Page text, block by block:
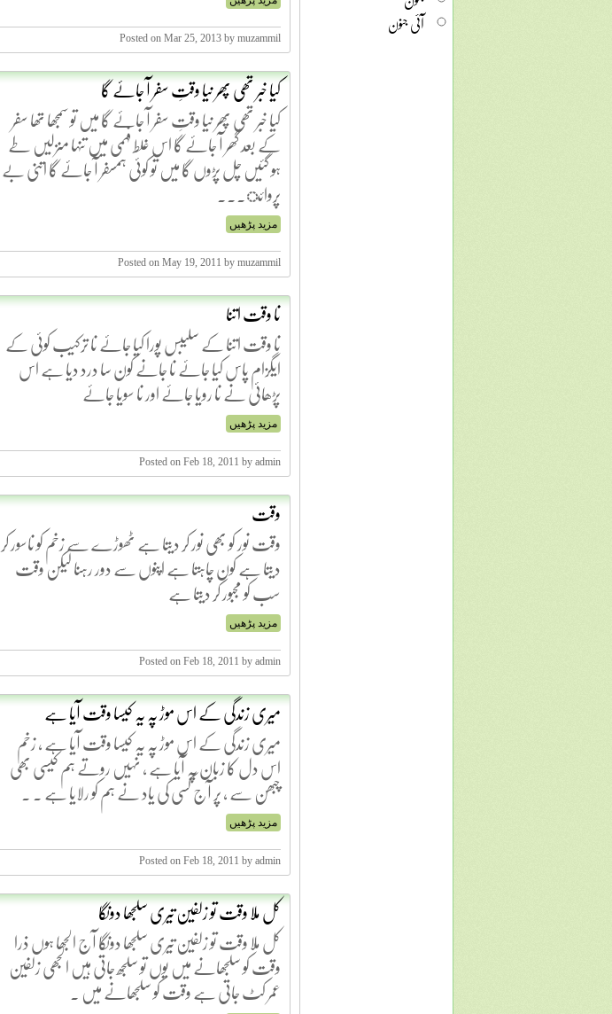
Posted on Mar 25, 2013 by muzammil
کیا خبر تھی پھر نیا وقتِ سفر آ جائے گا
کیا خبر تھی پھر نیا وقتِ سفر آ جائے گا میں تو سمجھا تھا سفر
کے بعد گھر آ جائے گا اس غلط فہمی میں تنہا منزلیں طے
ہو گئیں چل پڑوں گا میں تو کوئی ہمسفر آ جائے گا اتنی بے
پروائ...
مزید پڑھیں
Posted on May 19, 2011 by muzammil
نا وقت اتنا
نا وقت اتنا کے سلیبس پورا کیا جائے نا ترکیب کوئی کے
ایگزام پاس کیا جائے نا جانے کون سا درد دیا ہے اس
پڑھائی نے نا رویا جائے اور نا سویا جائے
مزید پڑھیں
Posted on Feb 18, 2011 by admin
وقت
وقت نور کو بھی نور کر دیتا ہے ٹھوڑے سے زخم کو ناسور کر
دیتا ہے کون چاہتا ہے اپنوں سے دور رہنا لیکن وقت
سب کو مجبور کر دیتا ہے
مزید پڑھیں
Posted on Feb 18, 2011 by admin
میری زندگی کے اس موڑ پہ یہ کیسا وقت آیا ہے
میری زندگی کے اس موڑ پہ یہ کیسا وقت آیا ہے ، زخم
اس دل کا زبان پہ آیا ہے ، نہیں روتے ہم کیسی بھی
چبھن سے ، پر آج کسی کی یاد نے ہم کو رلایا ہے . .
مزید پڑھیں
Posted on Feb 18, 2011 by admin
کل ملا وقت تو زلفین تیری سلجھا دونگا
کل ملا وقت تو زلفین تیری سلجھا دونگا آج الجھا ہوں ذرا
وقت کو سلجھانے میں یوں تو سلجھ جاتی ہیں الجھی زلفین
عمر کٹ جاتی ہے وقت کو سلجھانے میں .
آئی جنون